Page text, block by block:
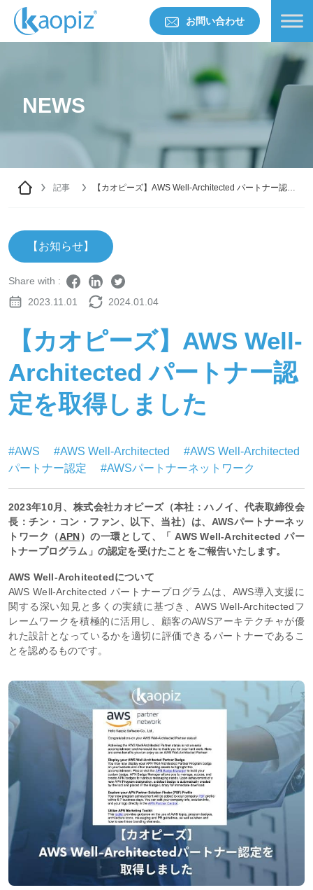
お問い合わせ
NEWS
記事
【カオピーズ】AWS Well-Architected パートナー認定
【お知らせ】
Share with :
2023.11.01
2024.01.04
【カオピーズ】AWS Well-
Architected パートナー認
定を取得しました
#AWS #AWS Well-Architected
#AWS Well-Architected
パートナー認定
#AWSパートナーネットワーク
2023年10月、株式会社カオピーズ（本社：ハノイ、代表取締役会
長：チン・コン・ファン、以下、当社）は、AWSパートナーネッ
トワーク（APN）の一環として、「 AWS Well-Architected パー
トナープログラム」の認定を受けたことをご報告いたします。
AWS Well-Architectedについて
AWS Well-Architected パートナープログラムは、AWS導入支援に
関する深い知見と多くの実績に基づき、AWS Well-Architectedフ
レームワークを積極的に活用し、顧客のAWSアーキテクチャが優
れた設計となっているかを適切に評価できるパートナーであるこ
とを認めるものです。